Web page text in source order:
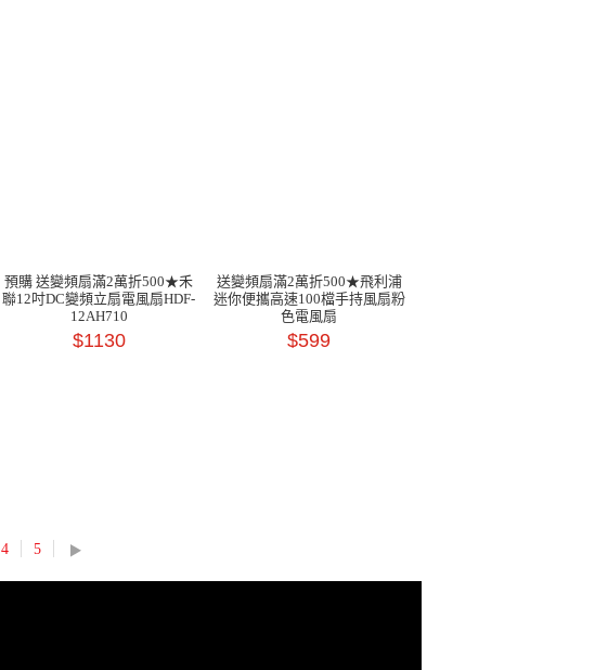
預購 送變頻扇滿2萬折500★禾
聯12吋DC變頻立扇電風扇HDF-
12AH710
$1130
送變頻扇滿2萬折500★飛利浦
迷你便攜高速100檔手持風扇粉
色電風扇
$599
4 5